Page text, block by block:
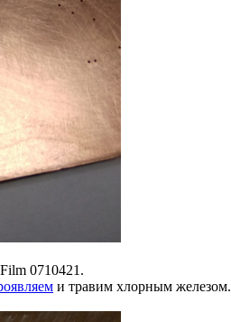
0710421.
и травим хлорным железом.